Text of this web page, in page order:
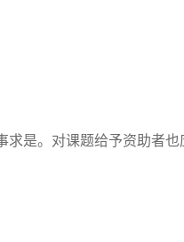
求是。对课题给予资助者也